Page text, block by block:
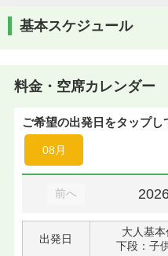
基本スケジュール
料金・空席カレンダー
ご希望の出発日をタップし
08月
前へ
出発日
大人基本
下段：子